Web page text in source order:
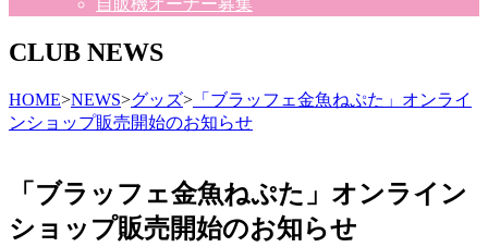
自販機オーナー募集
CLUB NEWS
HOME>NEWS>グッズ> 「ブラッフェ金魚ねぷた」オンライ
ンショップ販売開始のお知らせ
「ブラッフェ金魚ねぷた」オンライン
ショップ販売開始のお知らせ